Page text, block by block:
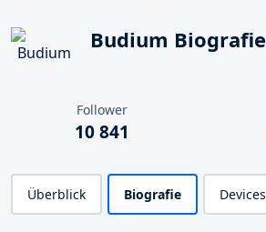
Budium Biografie
Follower
10 841
Überblick Biografie Devices